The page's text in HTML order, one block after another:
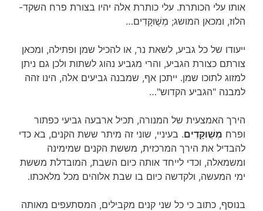
אותו עלי הכותרת. עלי כותרת אלה יהיו בצורת פרח השקד-
הלוז, ומכאן המושג; מְשֻׁוקָּדִים…
ייעודו של כל גביע, לשאת נר, או להכיל שמן ופתילה, ומכאן
צורתם כצורת הגביע, והרי מגביע נהוג לשתות ולכן גם ניתן
למזוג לתוכו שמן. ייתכן אף, שמבנה גביעים אלה, הינו זהה
למבנה "הגביע הקדוש"…
הירך האמצעית של המנורה, תכיל ארבעה גביעי כפתור
ופרח מְשֻׁוקָּדִים. בעיניי, שוני זה מיתר ששת הקנים, בא כדי
להבדיל את הירך המרכזית, מששת הקנים שמימינה
ומשמאלה, וכדי לייחד אותה כיום השבת, המובדלת מששת
ימי המעשה, ולקדשה כיום בו שבת אלוהים מכל מלאכתו.
בנוסף, כתוב כי כל שני קנים מקבילים, המסתעפים מאותה